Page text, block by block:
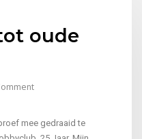
oude
mee gedraaid te